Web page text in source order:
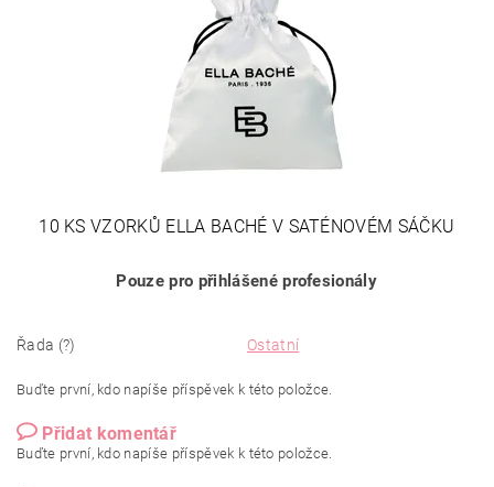
10 KS VZORKŮ ELLA BACHÉ V SATÉNOVÉM SÁČKU
Pouze pro přihlášené profesionály
Řada (?) Ostatní
Buďte první, kdo napíše příspěvek k této položce.
Přidat komentář
Buďte první, kdo napíše příspěvek k této položce.